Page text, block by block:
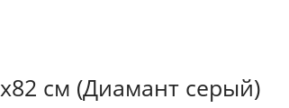
см (Диамант серый)